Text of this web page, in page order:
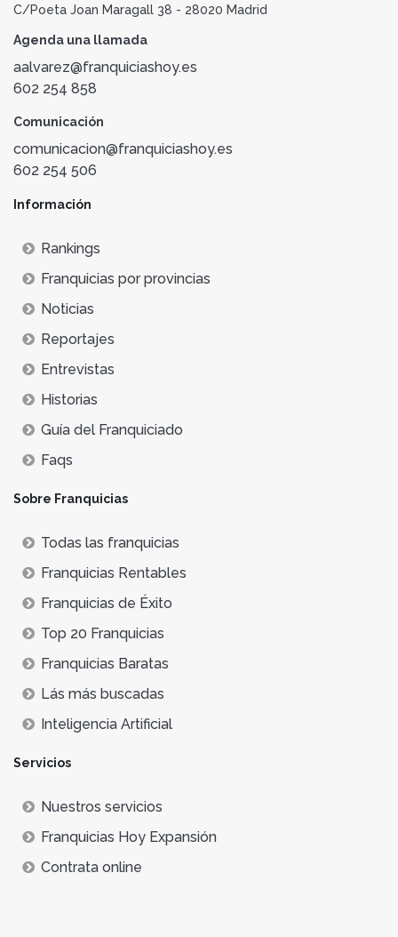
C/Poeta Joan Maragall 38 - 28020 Madrid
Agenda una llamada
aalvarez@franquiciashoy.es
602 254 858
Comunicación
comunicacion@franquiciashoy.es
602 254 506
Información
Rankings
Franquicias por provincias
Noticias
Reportajes
Entrevistas
Historias
Guía del Franquiciado
Faqs
Sobre Franquicias
Todas las franquicias
Franquicias Rentables
Franquicias de Éxito
Top 20 Franquicias
Franquicias Baratas
Lás más buscadas
Inteligencia Artificial
Servicios
Nuestros servicios
Franquicias Hoy Expansión
Contrata online